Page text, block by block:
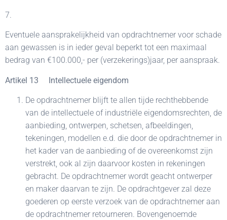
7.
Eventuele aansprakelijkheid van opdrachtnemer voor schade
aan gewassen is in ieder geval beperkt tot een maximaal
bedrag van €100.000,- per (verzekerings)jaar, per aanspraak.
Artikel 13 Intellectuele eigendom
De opdrachtnemer blijft te allen tijde rechthebbende
van de intellectuele of industriële eigendomsrechten, de
aanbieding, ontwerpen, schetsen, afbeeldingen,
tekeningen, modellen e.d. die door de opdrachtnemer in
het kader van de aanbieding of de overeenkomst zijn
verstrekt, ook al zijn daarvoor kosten in rekeningen
gebracht. De opdrachtnemer wordt geacht ontwerper
en maker daarvan te zijn. De opdrachtgever zal deze
goederen op eerste verzoek van de opdrachtnemer aan
de opdrachtnemer retourneren. Bovengenoemde